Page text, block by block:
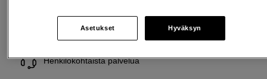
Henkilökohtaista palvelua
Asetukset Hyväksyn